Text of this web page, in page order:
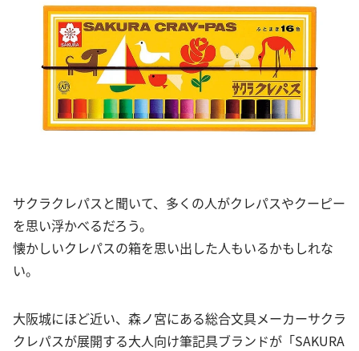
サクラクレパスと聞いて、多くの人がクレパスやクーピー
を思い浮かべるだろう。
懐かしいクレパスの箱を思い出した人もいるかもしれな
い。
大阪城にほど近い、森ノ宮にある総合文具メーカーサクラ
クレパスが展開する大人向け筆記具ブランドが「SAKURA